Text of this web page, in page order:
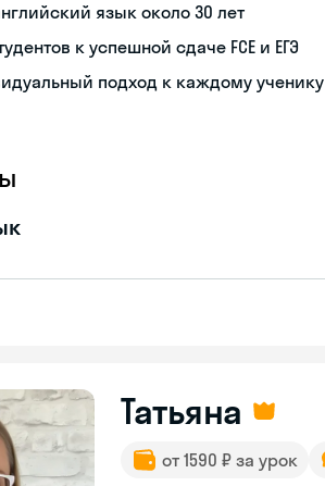
язык около 30 лет
к успешной сдаче FCE и ЕГЭ
подход к каждому ученику
Татьяна
от 1590 ₽ за урок